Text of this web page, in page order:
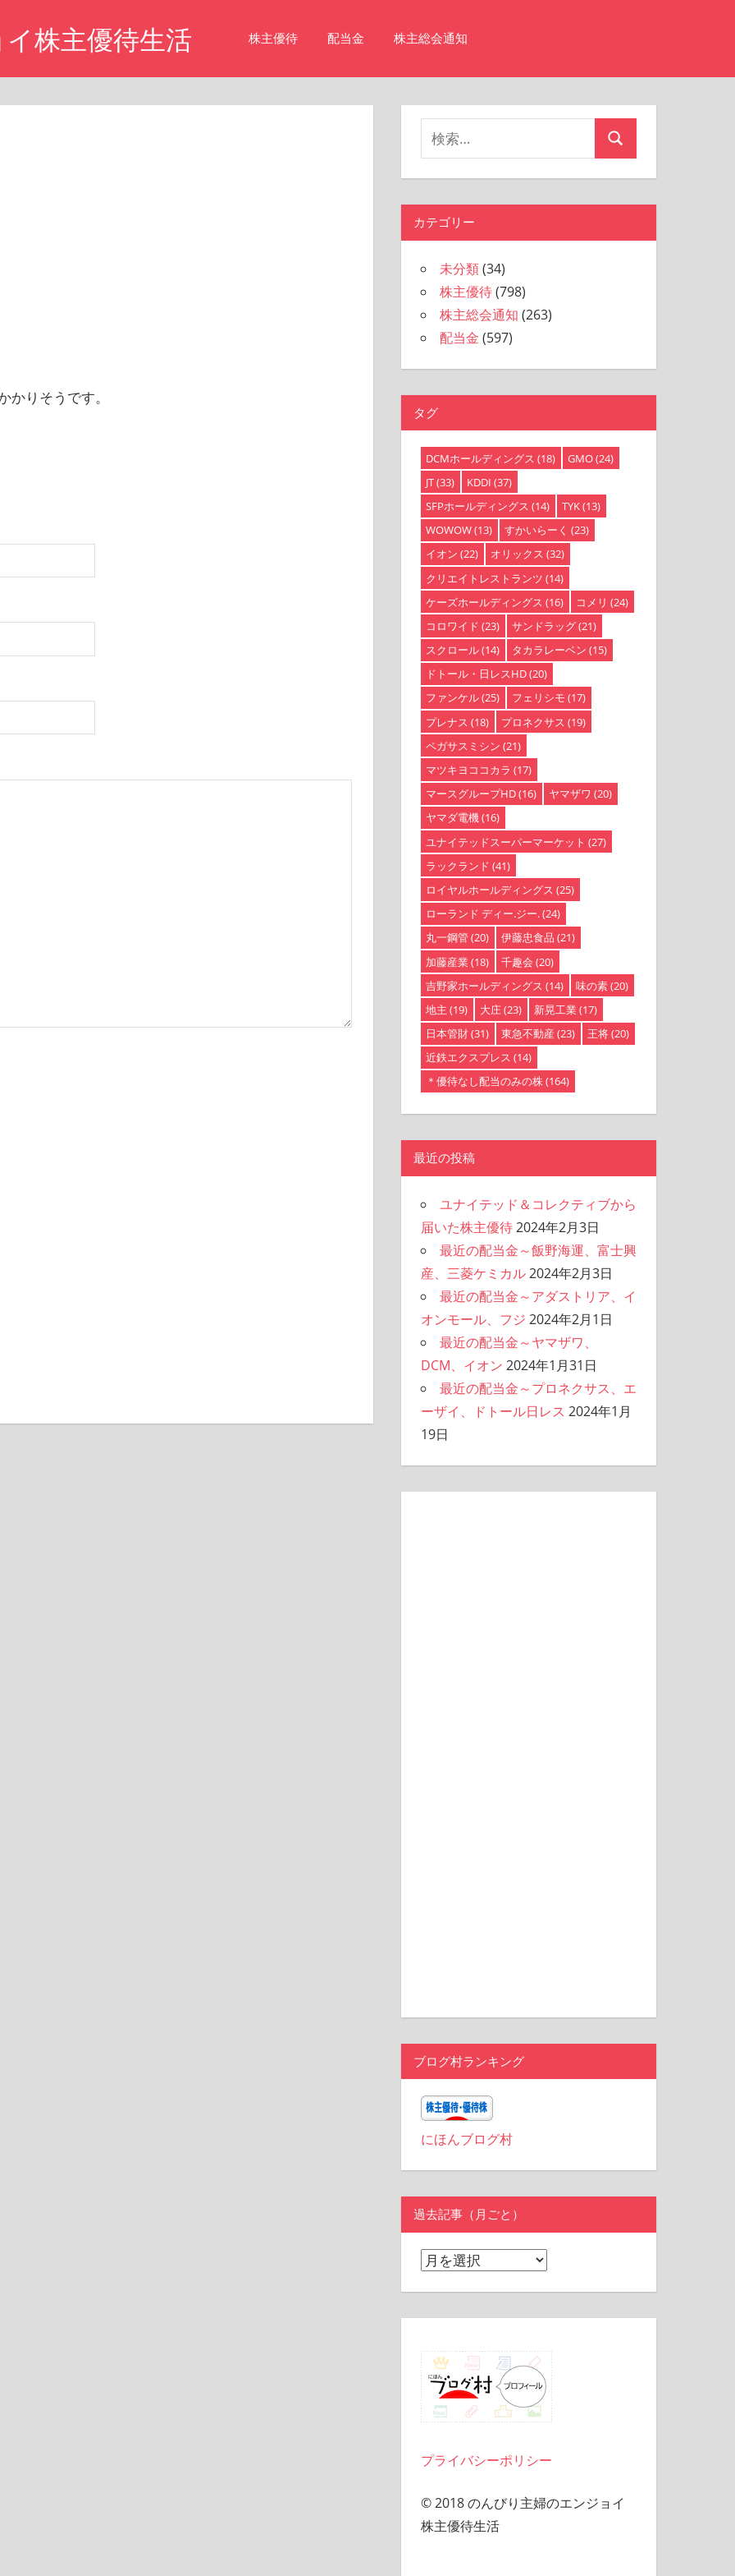
株主優待生活 株主優待 配当金 株主総会通知
かりそうです。
対
検
カテゴリー
未分類(34)
株主優待(798)
株主総会通知 (263)
配当金 (597)
タグ
DCMホールディングス (18) GMO(24)
JT(33) KDDI (37)
SFPホールディングス (14) TYK(13)
WOWOW(13) すかいらーく (23)
イオン (22) オリックス (32)
クリエイトレストランツ (14)
ケーズホールディングス (16) コメリ (24)
コロワイド (23) サンドラッグ(21)
スクロール(14) タカラレーベン (15)
ドトール・日レスHD(20)
ファンケル(25) フェリシモ (17)
プレナス (18) プロネクサス (19)
ペガサスミシン (21)
マツキヨココカラ (17)
マースグループHD(16) ヤマザワ (20)
ヤマダ電機(16)
ユナイテッドスーパーマーケット (27)
ラックランド (41)
ロイヤルホールディングス (25)
ローランド ディー.ジー.(24)
丸一鋼管(20) 伊藤忠食品 (21)
加藤産業 (18) 千趣会 (20)
吉野家ホールディングス (14) 味の素(20)
地主 (19) 大庄(23) 新晃工業 (17)
日本管財(31) 東急不動産 (23) 王将(20)
近鉄エクスプレス (14)
＊優待なし配当のみの株(164)
最近の投稿
ユナイテッド＆コレクティブから
届いた株主優待2024年2月3日
最近の配当金～飯野海運、富士興
産、三菱ケミカル2024年2月3日
最近の配当金～アダストリア、イ
オンモール、フジ 2024年2月1日
最近の配当金～ヤマザワ、
DCM、イオン 2024年1月31日
最近の配当金～プロネクサス、エ
ーザイ、ドトール日レス 2024年1月
19日
ブログ村ランキング
にほんブログ村
過去記事（月ごと）
過
（月
ご
と）
プライバシーポリシー
© 2018 のんびり主婦のエンジョイ
株主優待生活